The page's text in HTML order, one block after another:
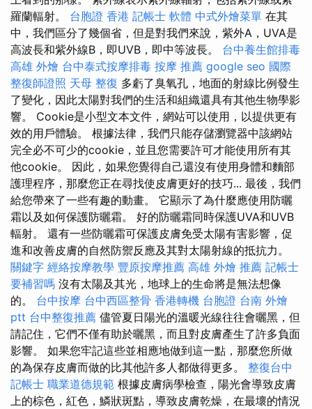
羅蘭輻射。 台胞證 香港 記帳士 軟體 中式外燴菜單 在其
中，我們區分了幾個省，但是對我們來說，紫外A，UVA是
高波長和紫外線B，即UVB，即中等波長。 台中養生館排毒
高雄 外燴 台中泰式按摩排毒 按摩 推薦 google seo 國際
整復師證照 天母 整復 多虧了臭氧孔，地面的射線比例發生
了變化，因此太陽對我們的生活和組織還具有其他生物學影
響。 Cookie是小型文本文件，網站可以使用，以提供更有
效的用戶體驗。 根據法律，我們只能存儲瀏覽器中該網站
完全必不可少的cookie，並且您需要許可才能使用所有其
他cookie。 因此，如果您覺得自己還沒有使用身體和麵部
護理程序，那麼您正在尋找使皮膚更好的技巧... 最後，我們
給您帶來了一些有趣的動畫。 它顯示了為什麼應使用防曬
霜以及如何保護防曬霜。 好的防曬霜同時保護​​UVA和UVB
輻射。 還有一些防曬霜可保護皮膚免受太陽有害影響，促
進和改善皮膚的自然防禦反應及其對太陽射線的抵抗力。
關鍵字 經絡按摩教學 豐原按摩推薦 高雄 外燴 推薦 記帳士
要補習嗎 沒有太陽及其光，地球上的生命將是無法想像
的。 台中按摩 台中西區整骨 香港轉機 台胞證 台南 外燴
ptt 台中整復推薦 儘管夏日陽光的溫暖光線往往會曬黑，但
請記住，它們不僅有助於曬黑，而且對皮膚產生了許多負面
影響。 如果您牢記這些並相應地做到這一點，那麼您所做
的為保存皮膚而做的比其他許多人都做得更多。 整復台中
記帳士 職業道德規範 根據皮膚病學檢查，陽光會導致皮膚
上的棕色，紅色，鱗狀斑點，導致皮膚乾燥，在最壞的情況